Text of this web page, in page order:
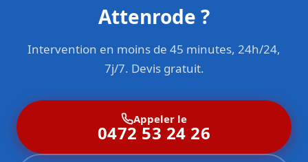
Attenrode ?
Intervention en moins de 45 minutes, 24h/24,
7j/7. Devis gratuit.
Appeler le
0472 53 24 26